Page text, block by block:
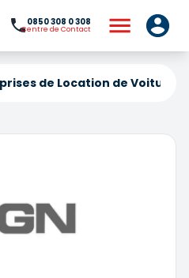
0850 308 0 308
Centre de Contact
de Location de Voiture